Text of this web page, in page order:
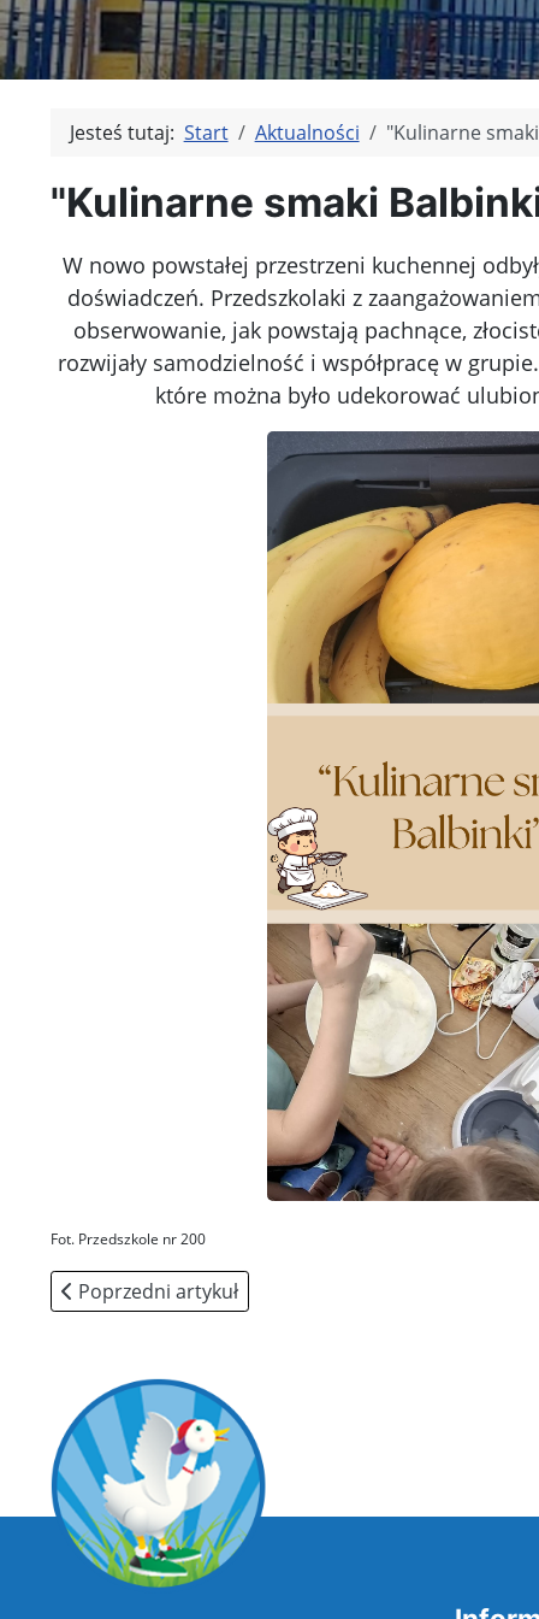
Jesteś tutaj: Start Aktualności "Kulinarne
"Kulinarne smaki
W nowo powstałej przestrzeni kuchennej
doświadczeń. Przedszkolaki z
obserwowanie, jak powstają pachnące,
rozwijały samodzielność i współpracę w
które można było udekorować
Fot. Przedszkole nr 200
Poprzedni artykuł: Wydarzenia
Poprzedni artykuł